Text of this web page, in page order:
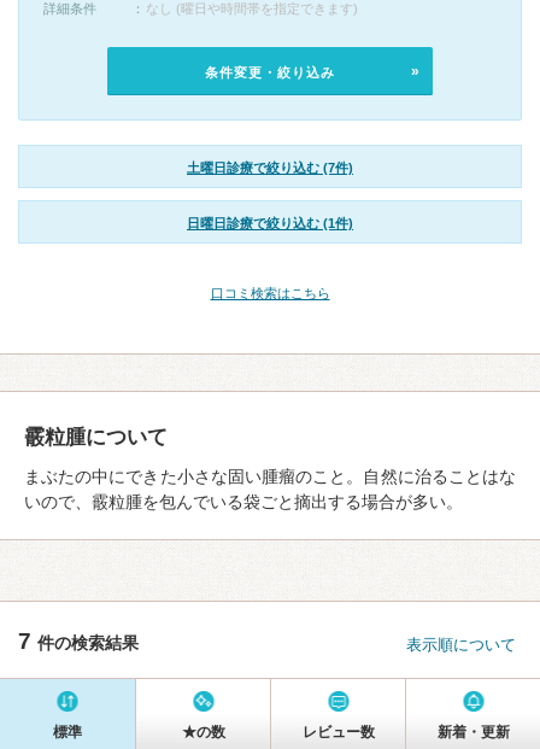
詳細条件
なし (曜日や時間帯を指定できます)
条件変更・絞り込み
土曜日診療で絞り込む (7件)
日曜日診療で絞り込む (1件)
口コミ検索はこちら
霰粒腫について
まぶたの中にできた小さな固い腫瘤のこと。自然に治ることはな
いので、霰粒腫を包んでいる袋ごと摘出する場合が多い。
7 件の検索結果 表示順について
標準 ★の数 レビュー数 新着・更新